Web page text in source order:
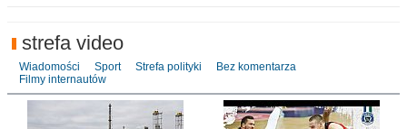
strefa video
Wiadomości Sport Strefa polityki
Bez komentarza
Filmy internautów